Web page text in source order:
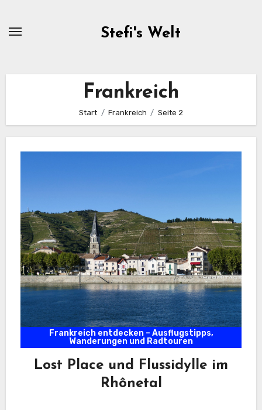
Stefi's Welt
Frankreich
Start Frankreich Seite 2
Frankreich entdecken – Ausflugstipps,
Wanderungen und Radtouren
Lost Place und Flussidylle im
Rhônetal